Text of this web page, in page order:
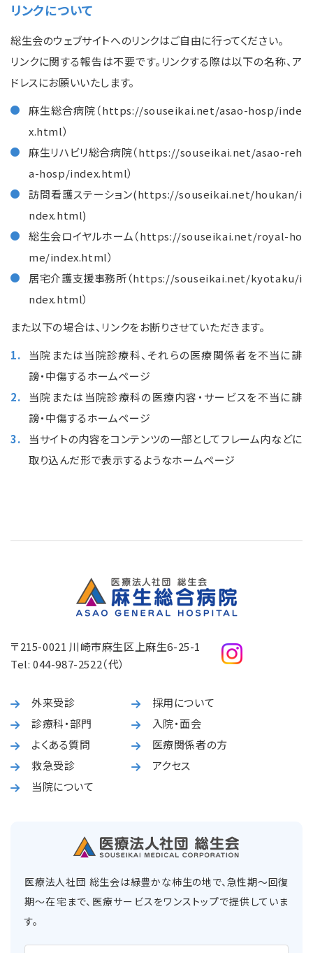
リンクについて
総生会のウェブサイトへのリンクはご自由に行ってください。
リンクに関する報告は不要です。リンクする際は以下の名称、ア
ドレスにお願いいたします。
麻生総合病院（https://souseikai.net/asao-hosp/inde
x.html）
麻生リハビリ総合病院（https://souseikai.net/asao-reh
a-hosp/index.html）
訪問看護ステーション(https://souseikai.net/houkan/i
ndex.html)
総生会ロイヤルホーム（https://souseikai.net/royal-ho
me/index.html）
居宅介護支援事務所（https://souseikai.net/kyotaku/i
ndex.html）
また以下の場合は、リンクをお断りさせていただきます。
当院または当院診療科、それらの医療関係者を不当に誹
謗・中傷するホームページ
当院または当院診療科の医療内容・サービスを不当に誹
謗・中傷するホームページ
当サイトの内容をコンテンツの一部としてフレーム内などに
取り込んだ形で表示するようなホームページ
〒215-0021 川崎市麻生区上麻生6-25-1
Tel: 044-987-2522（代）
外来受診
診療科・部門
よくある質問
救急受診
当院について
採用について
入院・面会
医療関係者の方
アクセス
医療法人社団 総生会は緑豊かな柿生の地で、急性期〜回復
期〜在宅まで、医療サービスをワンストップで提供していま
す。